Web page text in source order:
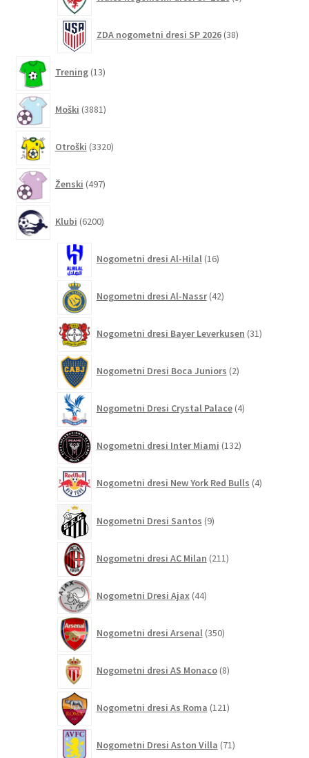
izdelki
ZDA nogometni dresi SP 2026 38izdelkov
Trening 13izdelkov
Moški 3881izdelkov
Otroški 3320izdelkov
Ženski 497izdelkov
Klubi 6200izdelkov
Nogometni dresi Al-Hilal 16izdelkov
Nogometni dresi Al-Nassr 42izdelkov
Nogometni dresi Bayer Leverkusen 31izdelkov
Nogometni Dresi Boca Juniors 2izdelka
Nogometni Dresi Crystal Palace 4izdelki
Nogometni dresi Inter Miami 132izdelkov
Nogometni dresi New York Red Bulls 4izdelki
Nogometni Dresi Santos 9izdelkov
Nogometni dresi AC Milan 211izdelkov
Nogometni Dresi Ajax 44izdelkov
Nogometni dresi Arsenal 350izdelkov
Nogometni dresi AS Monaco 8izdelkov
Nogometni dresi As Roma 121izdelkov
Nogometni Dresi Aston Villa 71izdelkov